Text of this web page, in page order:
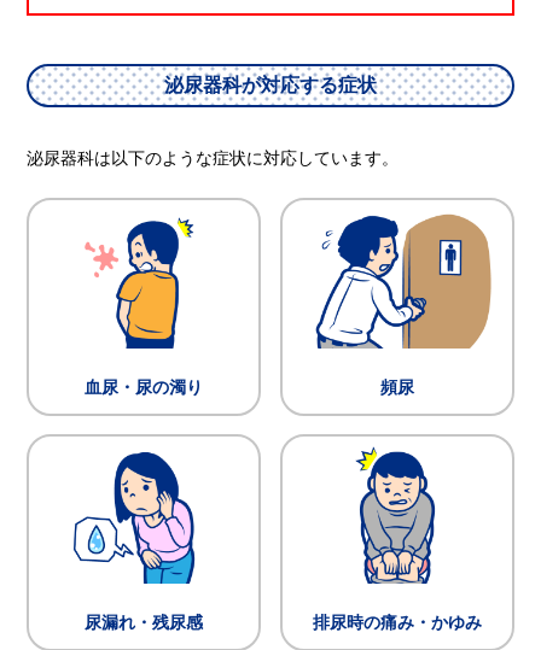
泌尿器科が対応する症状
泌尿器科は以下のような症状に対応しています。
血尿・尿の濁り 頻尿
尿漏れ・残尿感 排尿時の痛み・かゆみ